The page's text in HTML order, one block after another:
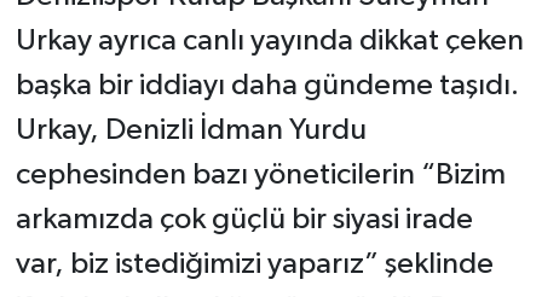
Urkay ayrıca canlı yayında dikkat çeken
başka bir iddiayı daha gündeme taşıdı.
Urkay, Denizli İdman Yurdu
cephesinden bazı yöneticilerin “Bizim
arkamızda çok güçlü bir siyasi irade
var, biz istediğimizi yaparız” şeklinde